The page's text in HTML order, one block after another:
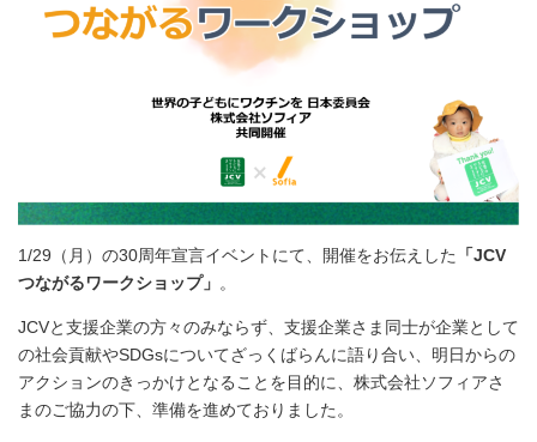
1/29（月）の30周年宣言イベントにて、開催をお伝えした
「JCV
つながるワークショップ」 。
JCVと支援企業の方々のみならず、支援企業さま同士が企業として
の社会貢献やSDGsについてざっくばらんに語り合い、明日からの
アクションのきっかけとなることを目的に、株式会社ソフィアさ
まのご協力の下、準備を進めておりました。